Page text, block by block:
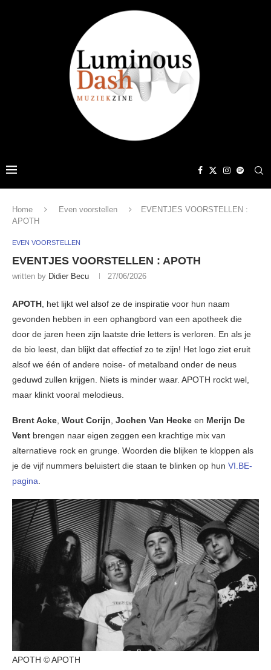
Home Even voorstellen
EVENTJES VOORSTELLEN :
APOTH
EVEN VOORSTELLEN
EVENTJES VOORSTELLEN : APOTH
written by Didier Becu 27/06/2026
APOTH, het lijkt wel alsof ze de inspiratie voor hun naam
gevonden hebben in een ophangbord van een apotheek die
door de jaren heen zijn laatste drie letters is verloren. En als je
de bio leest, dan blijkt dat effectief zo te zijn! Het logo ziet eruit
alsof we één of andere noise- of metalband onder de neus
geduwd zullen krijgen. Niets is minder waar. APOTH rockt wel,
maar klinkt vooral melodieus.
Brent Acke, Wout Corijn, Jochen Van Hecke en Merijn De
Vent brengen naar eigen zeggen een krachtige mix van
alternatieve rock en grunge. Woorden die blijken te kloppen als
je de vijf nummers beluistert die staan te blinken op hun VI.BE-
pagina.
APOTH © APOTH